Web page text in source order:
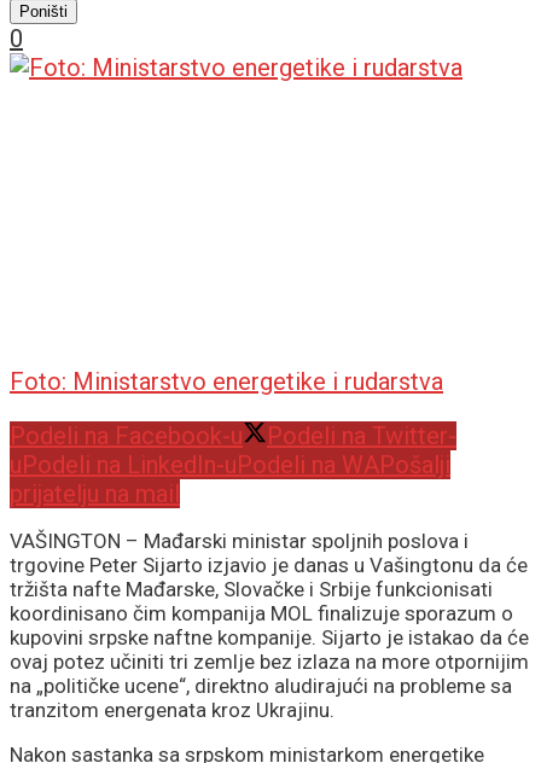
Poništi
0
Foto: Ministarstvo energetike i rudarstva
Podeli na Facebook-u
Podeli na Twitter-
uPodeli na LinkedIn-uPodeli na WAPošalji
prijatelju na mail
VAŠINGTON – Mađarski ministar spoljnih poslova i
trgovine Peter Sijarto izjavio je danas u Vašingtonu da će
tržišta nafte Mađarske, Slovačke i Srbije funkcionisati
koordinisano čim kompanija MOL finalizuje sporazum o
kupovini srpske naftne kompanije. Sijarto je istakao da će
ovaj potez učiniti tri zemlje bez izlaza na more otpornijim
na „političke ucene“, direktno aludirajući na probleme sa
tranzitom energenata kroz Ukrajinu.
Nakon sastanka sa srpskom ministarkom energetike